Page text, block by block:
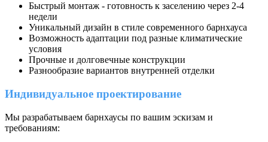
Быстрый монтаж - готовность к заселению через 2-4
недели
Уникальный дизайн в стиле современного барнхауса
Возможность адаптации под разные климатические
условия
Прочные и долговечные конструкции
Разнообразие вариантов внутренней отделки
Индивидуальное проектирование
Мы разрабатываем барнхаусы по вашим эскизам и
требованиям: